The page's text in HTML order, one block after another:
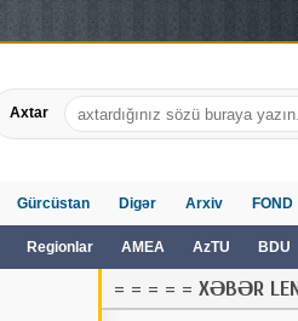
Axtar
Regionlar AMEA AzTU BDU
Gürcüstan Digər Arxiv FOND
= = = = = XƏBƏR